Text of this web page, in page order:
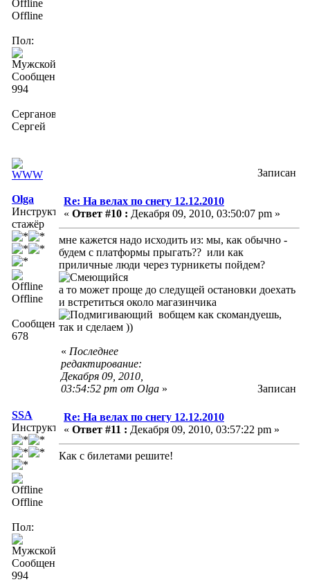
Offline
Пол:
Сообщений:
994
Серганов
Сергей
Записан
Olga
Инструктор-
стажёр
Offline
Сообщений:
678
Re: На велах по снегу 12.12.2010
« Ответ #10 : Декабря 09, 2010, 03:50:07 pm »
мне кажется надо исходить из: мы, как обычно -
будем с платформы прыгать?? или как
приличные люди через турникеты пойдем?
а то может проще до следущей остановки доехать
и встретиться около магазинчика
вобщем как скомандуешь,
так и сделаем ))
« Последнее
редактирование:
Декабря 09, 2010,
03:54:52 pm от Olga » Записан
SSA
Инструктор
Offline
Пол:
Сообщений:
994
Re: На велах по снегу 12.12.2010
« Ответ #11 : Декабря 09, 2010, 03:57:22 pm »
Как с билетами решите!